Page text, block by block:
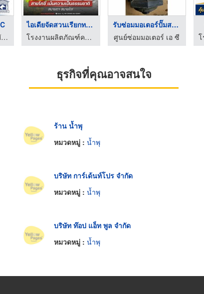
โรงงานผลิตเสาโรมัน บัวปูนปั้น GRC
ไอเดียจัดสวนเรียกทรั ...
โรงงานผลิตภัณฑ์คอนกรีต ส.อรุณ คอนกรีต ปทุมธานี
รับซ่อมมอเตอร์ปั๊มสร ...
ศูนย์ซ่อมมอเตอร์ เอ ซี
ธุรกิจที่คุณอาจสนใจ
ร้าน น้ำพุ
หมวดหมู่ :น้ำพุ
บริษัท การ์เด้นท์โปร จำกัด
หมวดหมู่ :น้ำพุ
บริษัท ท๊อป แอ็ท พูล จำกัด
หมวดหมู่ :น้ำพุ